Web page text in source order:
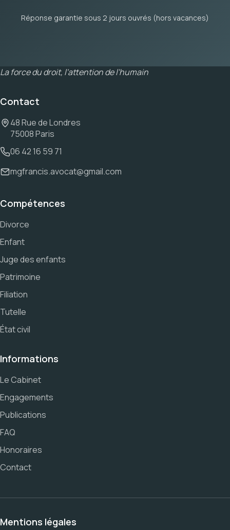
Réponse garantie sous 2 jours ouvrés (hors vacances)
La force du droit, l'attention de l'humain
Contact
48 Rue de Londres
75008 Paris
06 42 16 59 71
mgfrancis.avocat@gmail.com
Compétences
Divorce
Enfant
Juge des enfants
Patrimoine
Filiation
Tutelle
État civil
Informations
Le Cabinet
Engagements
Publications
FAQ
Honoraires
Contact
Mentions légales